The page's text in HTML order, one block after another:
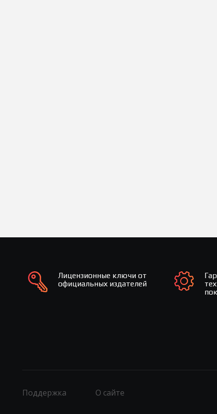
Лицензионные ключи от
официальных издателей
Поддержка О сайте